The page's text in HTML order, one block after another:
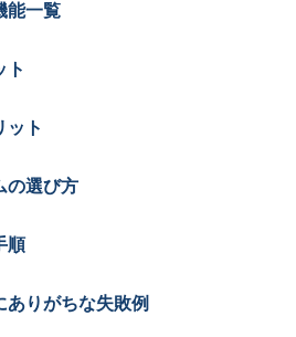
能一覧
ト
ット
の選び方
順
りがちな失敗例